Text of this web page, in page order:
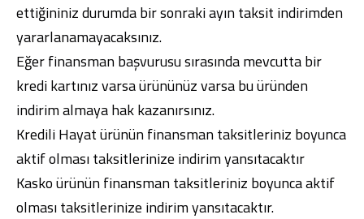
ettiğininiz durumda bir sonraki ayın taksit indirimden
yararlanamayacaksınız.
Eğer finansman başvurusu sırasında mevcutta bir
kredi kartınız varsa ürününüz varsa bu üründen
indirim almaya hak kazanırsınız.
Kredili Hayat ürünün finansman taksitleriniz boyunca
aktif olması taksitlerinize indirim yansıtacaktır
Kasko ürünün finansman taksitleriniz boyunca aktif
olması taksitlerinize indirim yansıtacaktır.